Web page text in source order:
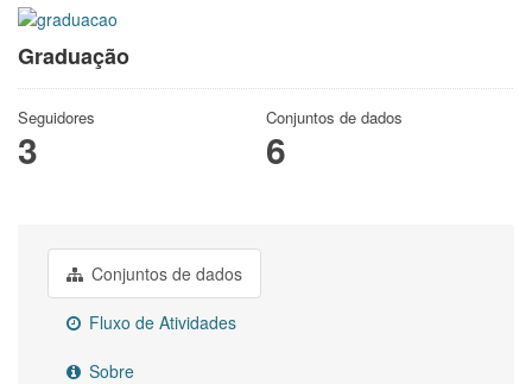
Graduação
Seguidores
3
Conjuntos de dados
6
Conjuntos de dados
Fluxo de Atividades
Sobre